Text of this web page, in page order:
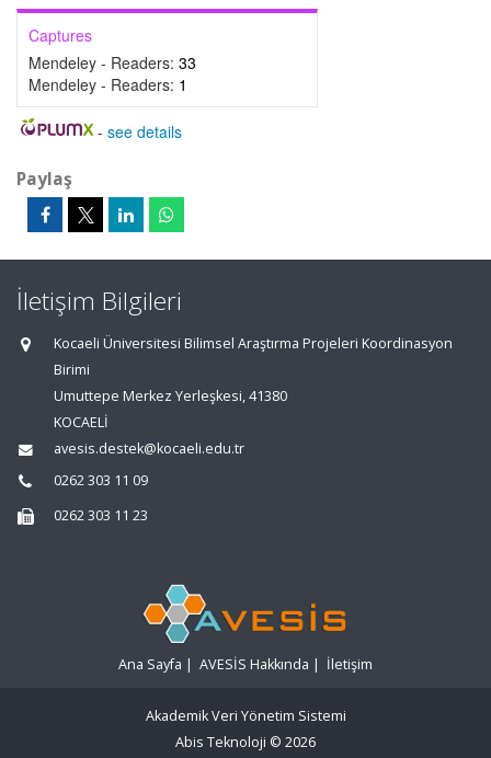
Captures
Mendeley - Readers: 33
Mendeley - Readers: 1
- see details
Paylaş
İletişim Bilgileri
Kocaeli Üniversitesi Bilimsel Araştırma Projeleri Koordinasyon
Birimi
Umuttepe Merkez Yerleşkesi, 41380
KOCAELİ
avesis.destek@kocaeli.edu.tr
0262 303 11 09
0262 303 11 23
Ana Sayfa | AVESİS Hakkında | İletişim
Akademik Veri Yönetim Sistemi
Abis Teknoloji © 2026